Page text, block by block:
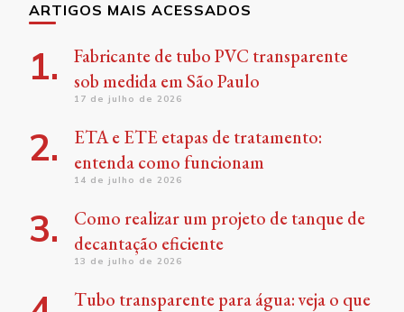
ARTIGOS MAIS ACESSADOS
Fabricante de tubo PVC transparente
sob medida em São Paulo
17 de julho de 2026
ETA e ETE etapas de tratamento:
entenda como funcionam
14 de julho de 2026
Como realizar um projeto de tanque de
decantação eficiente
13 de julho de 2026
Tubo transparente para água: veja o que